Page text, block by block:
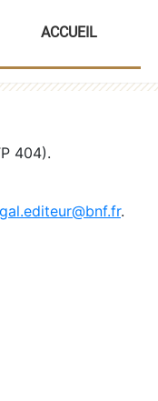
ACCUEIL
404).
.